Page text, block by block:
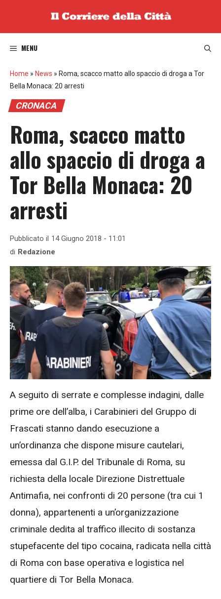
MENU
Home » News » Roma, scacco matto allo spaccio di droga a Tor
Bella Monaca: 20 arresti
CRONACA
Roma, scacco matto
allo spaccio di droga a
Tor Bella Monaca: 20
arresti
Pubblicato il 14 Giugno 2018 - 11:01
di Redazione
A seguito di serrate e complesse indagini, dalle
prime ore dell’alba, i Carabinieri del Gruppo di
Frascati stanno dando esecuzione a
un’ordinanza che dispone misure cautelari,
emessa dal G.I.P. del Tribunale di Roma, su
richiesta della locale Direzione Distrettuale
Antimafia, nei confronti di 20 persone (tra cui 1
donna), appartenenti a un’organizzazione
criminale dedita al traffico illecito di sostanza
stupefacente del tipo cocaina, radicata nella città
di Roma con base operativa e logistica nel
quartiere di Tor Bella Monaca.